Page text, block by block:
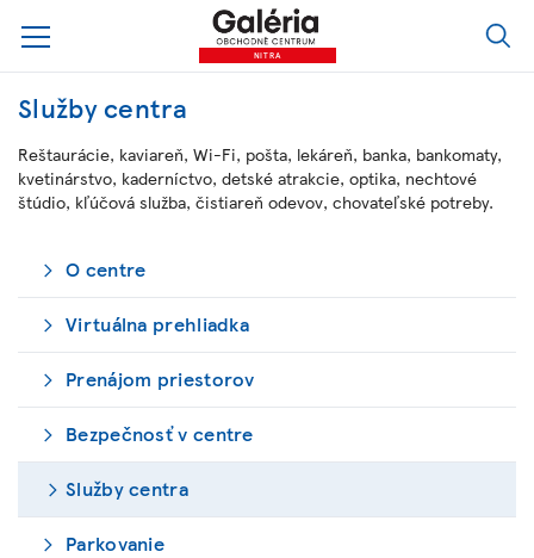
NITRA
O centre
Virtuálna prehliadka
Prenájom priestorov
Bezpečnosť v centre
Služby centra
Parkovanie
Služby centra
Reštaurácie, kaviareň, Wi-Fi, pošta, lekáreň, banka, bankomaty,
kvetinárstvo, kaderníctvo, detské atrakcie, optika, nechtové
štúdio, kľúčová služba, čistiareň odevov, chovateľské potreby.